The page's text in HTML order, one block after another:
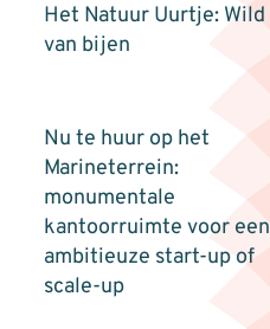
Het Natuur Uurtje: Wild
van bijen
Nu te huur op het
Marineterrein:
monumentale
kantoorruimte voor een
ambitieuze start-up of
scale-up